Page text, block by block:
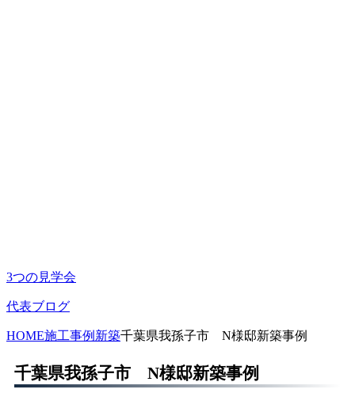
3つの見学会
代表ブログ
HOME施工事例 新築千葉県我孫子市 N様邸新築事例
千葉県我孫子市 N様邸新築事例